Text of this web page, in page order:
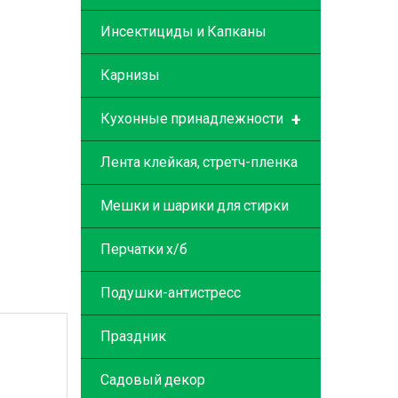
Инсектициды и Капканы
Карнизы
+
Кухонные принадлежности
Лента клейкая, стретч-пленка
Мешки и шарики для стирки
Перчатки х/б
Подушки-антистресс
Праздник
Садовый декор